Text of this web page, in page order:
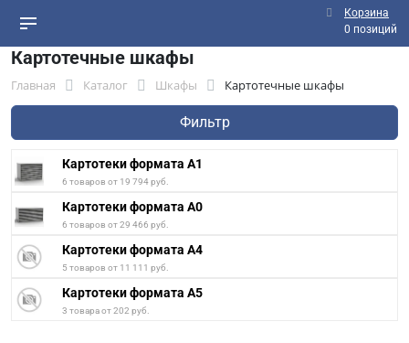
Корзина
0 позиций
Картотечные шкафы
Главная Каталог Шкафы Картотечные шкафы
Фильтр
Картотеки формата А1
6 товаров от 19 794 руб.
Картотеки формата А0
6 товаров от 29 466 руб.
Картотеки формата А4
5 товаров от 11 111 руб.
Картотеки формата А5
3 товара от 202 руб.